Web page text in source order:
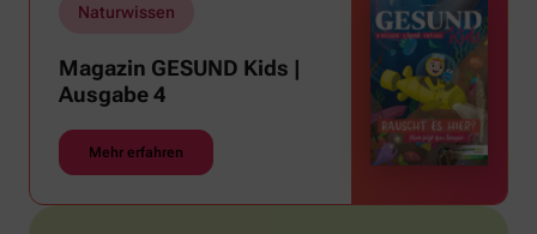
Naturwissen
Magazin GESUND Kids |
Ausgabe 4
Mehr erfahren